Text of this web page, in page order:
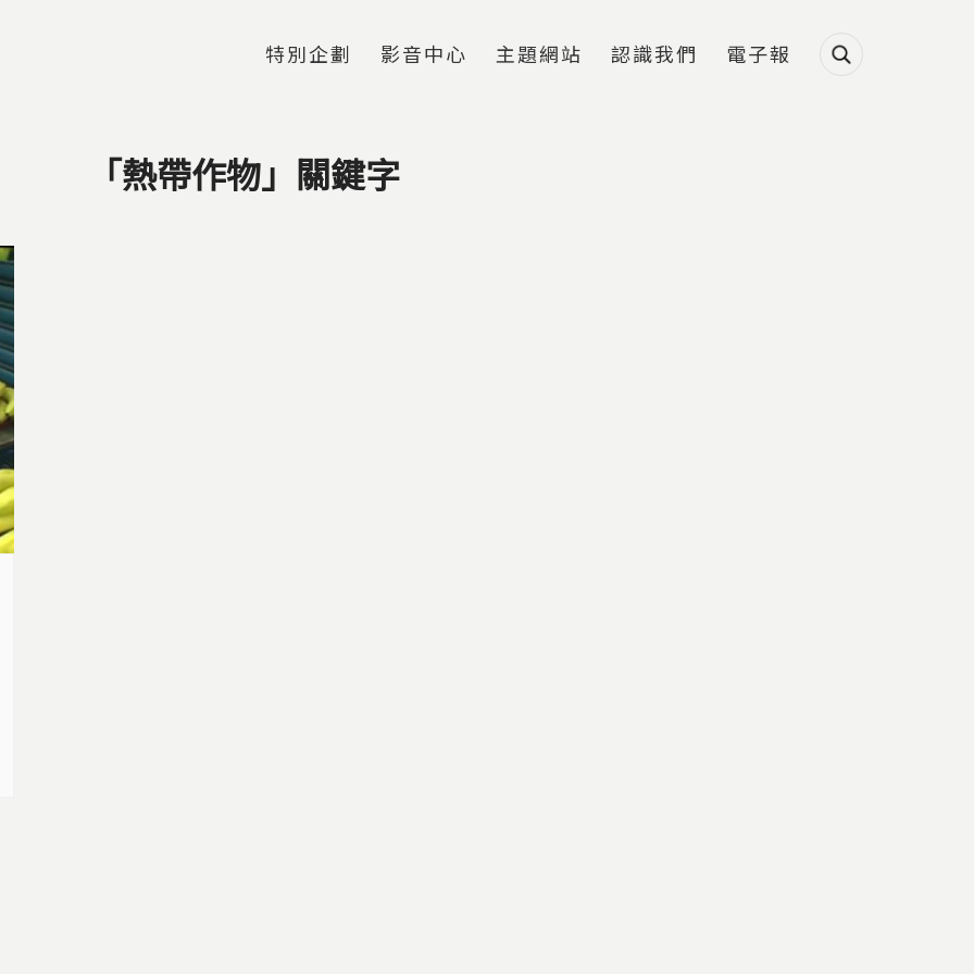
特別企劃 影音中心 主題網站 認識我們 電子報
「熱帶作物」關鍵字